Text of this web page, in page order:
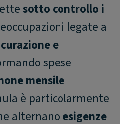
sotto controllo i
legate a
e
spese
mensile
è particolarmente
alternano esigenze